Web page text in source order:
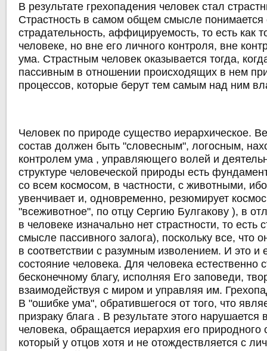
В результате грехопадения человек стал
Страстность в самом общем смысле понимается
страдательность, аффицируемость, то есть как
человеке, но вне его личного контроля, вне
ума. Страстным человек оказывается тогда,
пассивным в отношении происходящих в нем
процессов, которые берут тем самым над ним
Человек по природе существо иерархическое.
состав должен быть "словесным", логосным,
контролем ума , управляющего волей и
структуре человеческой природы есть
со всем космосом, в частности, с животными,
увенчивает и, одновременно, резюмирует
"всеживотное", по отцу Сергию Булгакову ), в
в человеке изначально нет страстности, то есть
смысле пассивного залога), поскольку все, что
в соответствии с разумным изволением. И это и
состояние человека. Для человека естественно
бесконечному благу, исполняя Его заповеди,
взаимодействуя с миром и управляя им.
В "ошибке ума", обратившегося от того, что
призраку блага . В результате этого нарушается
человека, обращается иерархия его природного
который у отцов хотя и не отождествляется с